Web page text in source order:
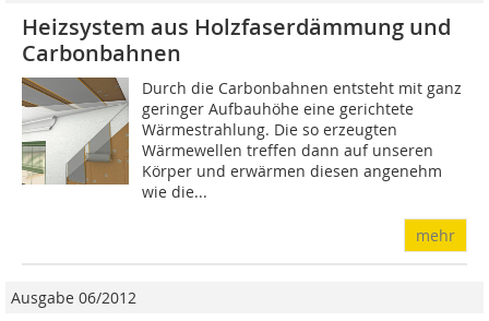
Heizsystem aus Holzfaserdämmung und
Carbonbahnen
Durch die Carbonbahnen entsteht mit ganz
geringer Aufbauhöhe eine gerichtete
Wärmestrahlung. Die so erzeugten
Wärmewellen treffen dann auf unseren
Körper und erwärmen diesen angenehm
wie die...
mehr
Ausgabe 06/2012